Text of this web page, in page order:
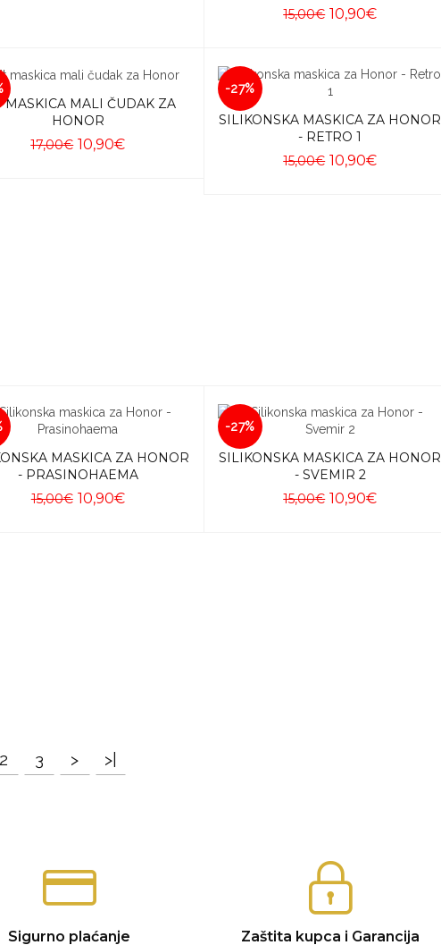
15,00€ 10,90€
MASKICA MALI ČUDAK ZA
HONOR
17,00€ 10,90€
-27%
SILIKONSKA MASKICA ZA HONOR
- RETRO 1
15,00€ 10,90€
MASKICA ZA HONOR
- PRASINOHAEMA
15,00€ 10,90€
-27%
SILIKONSKA MASKICA ZA HONOR
- SVEMIR 2
15,00€ 10,90€
2 3 > >|
Sigurno plaćanje
Zaštita kupca i Garancija